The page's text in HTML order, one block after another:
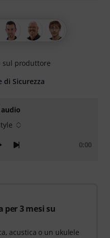
0:00
3 mesi su
acustica o un ukulele
sul produttore
di Sicurezza